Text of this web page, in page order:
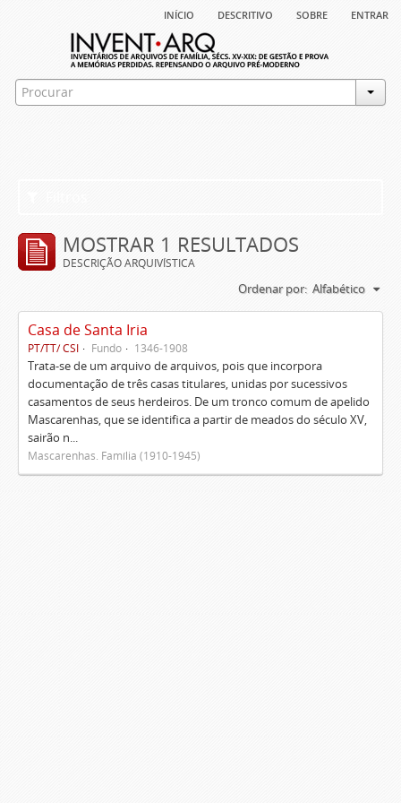
início descritivo sobre entrar
MOSTRAR 1 RESULTADOS
DESCRIÇÃO ARQUIVÍSTICA
Ordenar por: Alfabético
Casa de Santa Iria
PT/TT/ CSI Fundo 1346-1908
Trata-se de um arquivo de arquivos, pois que incorpora
documentação de três casas titulares, unidas por sucessivos
casamentos de seus herdeiros. De um tronco comum de apelido
Mascarenhas, que se identifica a partir de meados do século XV,
sairão n...
Mascarenhas. Família (1910-1945)